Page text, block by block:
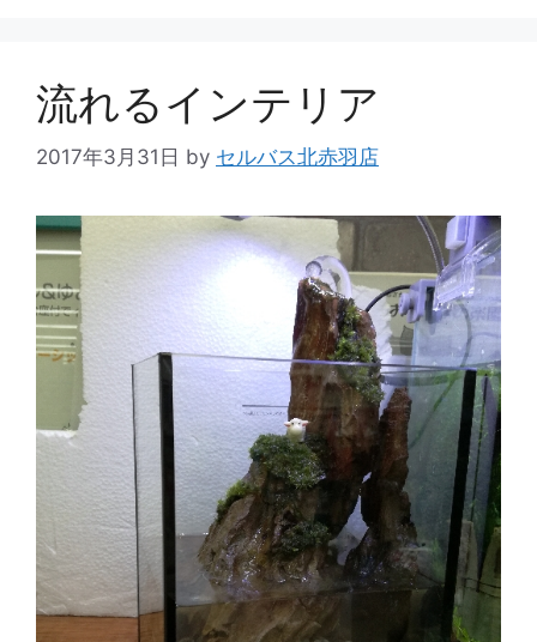
流れるインテリア
2017年3月31日 by セルバス北赤羽店